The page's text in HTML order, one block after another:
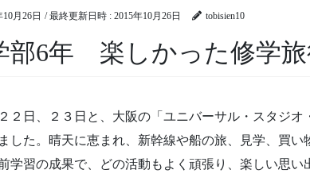
10月26日 / 最終更新日時 : 2015年10月26日 tobisien10
部6年 楽しかった修学
２日、２３日と、大阪の「ユニバーサル・スタジ
した。晴天に恵まれ、新幹線や船の旅、見学、買
学習の成果で、どの活動もよく頑張り、楽しい思い